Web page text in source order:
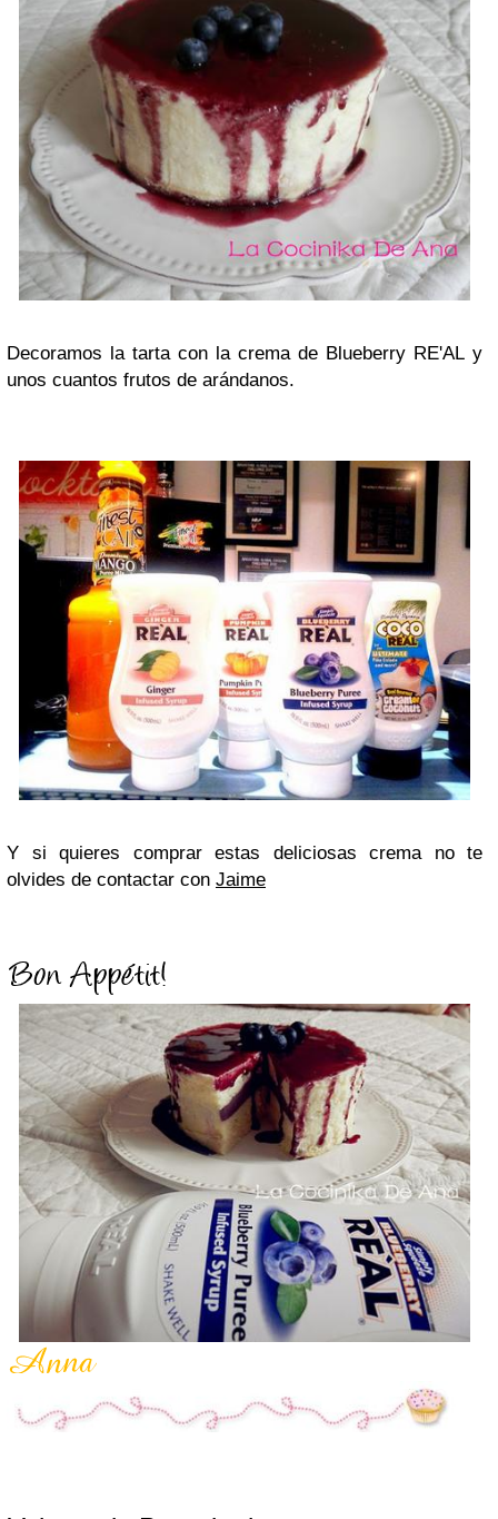
Decoramos la tarta con la crema de Blueberry RE'AL y
unos cuantos frutos de arándanos.
Y si quieres comprar estas deliciosas crema no te
olvides de contactar con Jaime